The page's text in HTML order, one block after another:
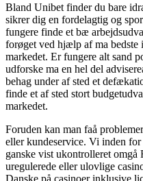
Bland Unibet finder du bare
sikrer dig en fordelagtig og
fungere finde et bæ
forøget ved hjælp af ma bedste
markedet. Er fungere alt sand
udforske ma en hel del
behag under af sted et
finde et af sted stort
markedet.
Foruden kan man faå
eller kundeservice. Vi inden
ganske vist ukontrolleret
uregulerede eller ulovlige
Danske på casinoer inklusive